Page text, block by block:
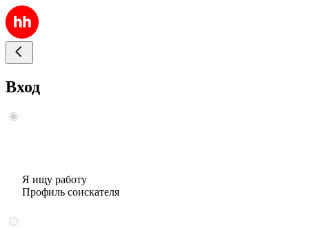
Вход
Я ищу работу
Профиль соискателя